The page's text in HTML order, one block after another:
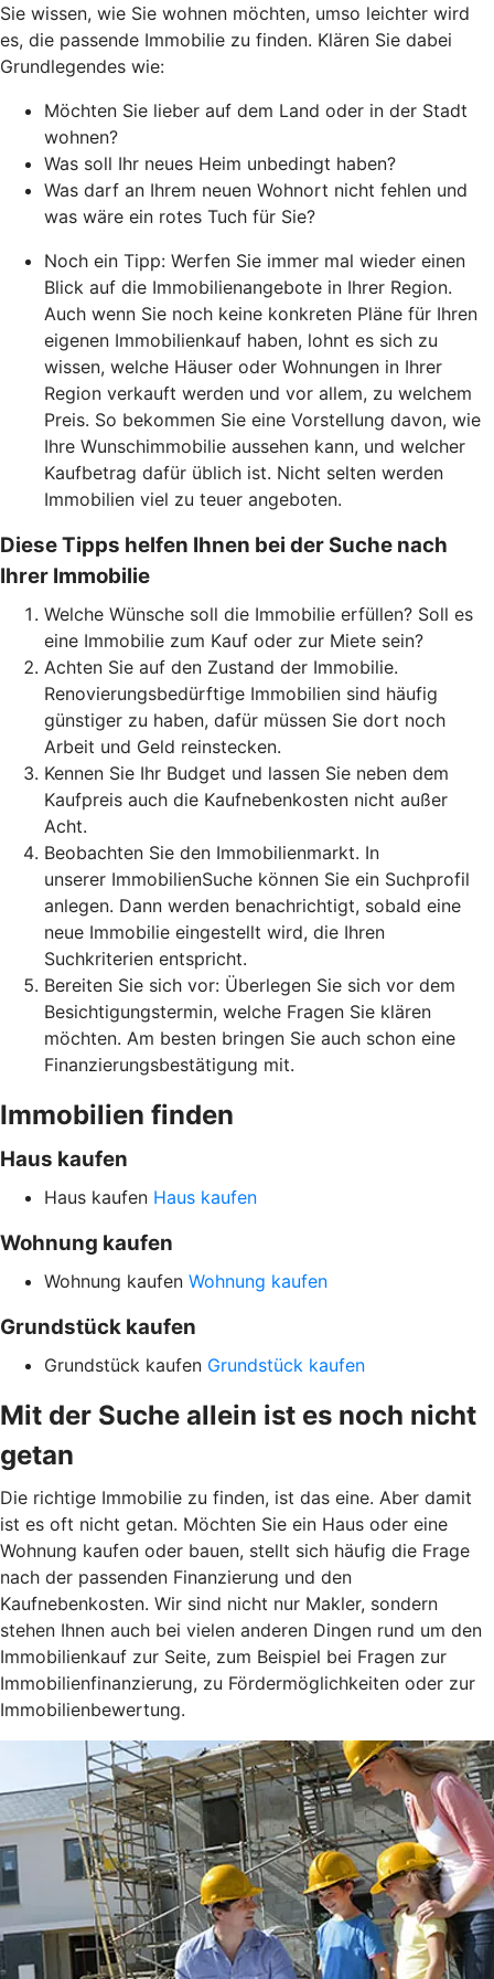
Sie wissen, wie Sie wohnen möchten, umso leichter wird
es, die passende Immobilie zu finden. Klären Sie dabei
Grundlegendes wie:
Möchten Sie lieber auf dem Land oder in der Stadt
wohnen?
Was soll Ihr neues Heim unbedingt haben?
Was darf an Ihrem neuen Wohnort nicht fehlen und
was wäre ein rotes Tuch für Sie?
Noch ein Tipp: Werfen Sie immer mal wieder einen
Blick auf die Immobilienangebote in Ihrer Region.
Auch wenn Sie noch keine konkreten Pläne für Ihren
eigenen Immobilienkauf haben, lohnt es sich zu
wissen, welche Häuser oder Wohnungen in Ihrer
Region verkauft werden und vor allem, zu welchem
Preis. So bekommen Sie eine Vorstellung davon, wie
Ihre Wunschimmobilie aussehen kann, und welcher
Kaufbetrag dafür üblich ist. Nicht selten werden
Immobilien viel zu teuer angeboten.
Diese Tipps helfen Ihnen bei der Suche nach
Ihrer Immobilie
Welche Wünsche soll die Immobilie erfüllen? Soll es
eine Immobilie zum Kauf oder zur Miete sein?
Achten Sie auf den Zustand der Immobilie.
Renovierungsbedürftige Immobilien sind häufig
günstiger zu haben, dafür müssen Sie dort noch
Arbeit und Geld reinstecken.
Kennen Sie Ihr Budget und lassen Sie neben dem
Kaufpreis auch die Kaufnebenkosten nicht außer
Acht.
Beobachten Sie den Immobilienmarkt. In
unserer ImmobilienSuche können Sie ein Suchprofil
anlegen. Dann werden benachrichtigt, sobald eine
neue Immobilie eingestellt wird, die Ihren
Suchkriterien entspricht.
Bereiten Sie sich vor: Überlegen Sie sich vor dem
Besichtigungstermin, welche Fragen Sie klären
möchten. Am besten bringen Sie auch schon eine
Finanzierungsbestätigung mit.
Immobilien finden
Haus kaufen
Haus kaufen Haus kaufen
Wohnung kaufen
Wohnung kaufen Wohnung kaufen
Grundstück kaufen
Grundstück kaufen Grundstück kaufen
Mit der Suche allein ist es noch nicht
getan
Die richtige Immobilie zu finden, ist das eine. Aber damit
ist es oft nicht getan. Möchten Sie ein Haus oder eine
Wohnung kaufen oder bauen, stellt sich häufig die Frage
nach der passenden Finanzierung und den
Kaufnebenkosten. Wir sind nicht nur Makler, sondern
stehen Ihnen auch bei vielen anderen Dingen rund um den
Immobilienkauf zur Seite, zum Beispiel bei Fragen zur
Immobilienfinanzierung, zu Fördermöglichkeiten oder zur
Immobilienbewertung.